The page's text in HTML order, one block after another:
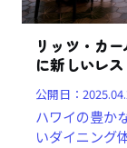
リッツ・カ
に新しいレ
公開日：
ハワイの豊か
いダイニング